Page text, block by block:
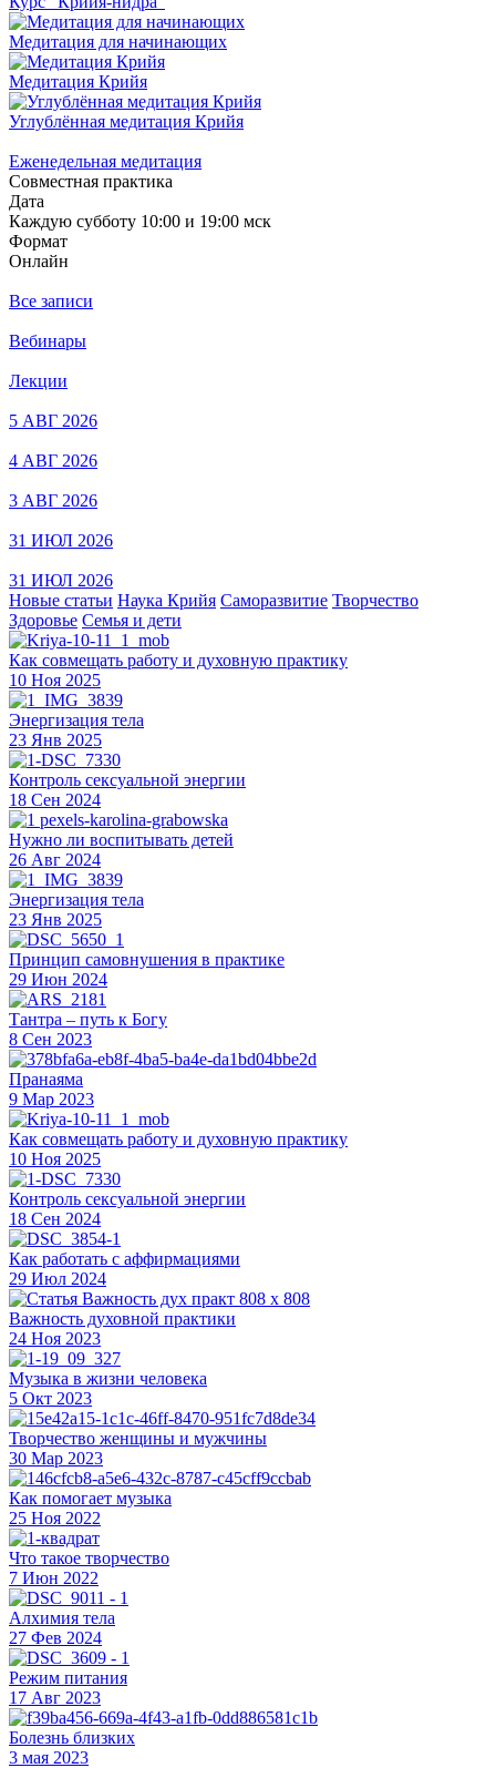
Медитация для начинающих
Медитация Крийя
Углублённая медитация Крийя
Еженедельная медитация
Совместная практика
Дата
Каждую субботу 10:00 и 19:00 мск
Формат
Онлайн
Все записи
Вебинары
Лекции
5 АВГ 2026
4 АВГ 2026
3 АВГ 2026
31 ИЮЛ 2026
31 ИЮЛ 2026
Новые статьи Наука Крийя Саморазвитие Творчество
Здоровье Семья и дети
Как совмещать работу и духовную практику
10 Ноя 2025
Энергизация тела
23 Янв 2025
Контроль сексуальной энергии
18 Сен 2024
Нужно ли воспитывать детей
26 Авг 2024
Энергизация тела
23 Янв 2025
Принцип самовнушения в практике
29 Июн 2024
Тантра – путь к Богу
8 Сен 2023
Пранаяма
9 Мар 2023
Как совмещать работу и духовную практику
10 Ноя 2025
Контроль сексуальной энергии
18 Сен 2024
Как работать с аффирмациями
29 Июл 2024
Важность духовной практики
24 Ноя 2023
Музыка в жизни человека
5 Окт 2023
Творчество женщины и мужчины
30 Мар 2023
Как помогает музыка
25 Ноя 2022
Что такое творчество
7 Июн 2022
Алхимия тела
27 Фев 2024
Режим питания
17 Авг 2023
Болезнь близких
3 мая 2023